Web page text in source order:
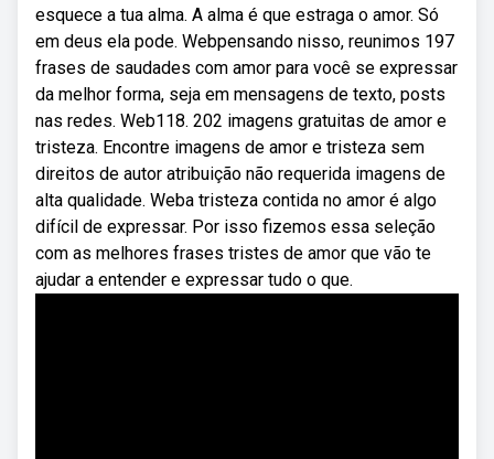
esquece a tua alma. A alma é que estraga o amor. Só
em deus ela pode. Webpensando nisso, reunimos 197
frases de saudades com amor para você se expressar
da melhor forma, seja em mensagens de texto, posts
nas redes. Web118. 202 imagens gratuitas de amor e
tristeza. Encontre imagens de amor e tristeza sem
direitos de autor atribuição não requerida imagens de
alta qualidade. Weba tristeza contida no amor é algo
difícil de expressar. Por isso fizemos essa seleção
com as melhores frases tristes de amor que vão te
ajudar a entender e expressar tudo o que.